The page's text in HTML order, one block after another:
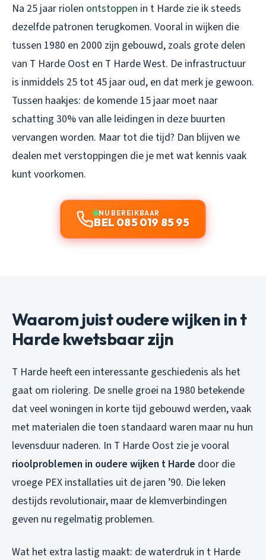
Na 25 jaar riolen ontstoppen in t Harde zie ik steeds
dezelfde patronen terugkomen. Vooral in wijken die
tussen 1980 en 2000 zijn gebouwd, zoals grote delen
van T Harde Oost en T Harde West. De infrastructuur
is inmiddels 25 tot 45 jaar oud, en dat merk je gewoon.
Tussen haakjes: de komende 15 jaar moet naar
schatting 30% van alle leidingen in deze buurten
vervangen worden. Maar tot die tijd? Dan blijven we
dealen met verstoppingen die je met wat kennis vaak
kunt voorkomen.
NU BEREIKBAAR
BEL 085 019 85 95
Waarom juist oudere wijken in t
Harde kwetsbaar zijn
T Harde heeft een interessante geschiedenis als het
gaat om riolering. De snelle groei na 1980 betekende
dat veel woningen in korte tijd gebouwd werden, vaak
met materialen die toen standaard waren maar nu hun
levensduur naderen. In T Harde Oost zie je vooral
rioolproblemen in oudere wijken t Harde door die
vroege PEX installaties uit de jaren ’90. Die leken
destijds revolutionair, maar de klemverbindingen
geven nu regelmatig problemen.
Wat het extra lastig maakt: de waterdruk in t Harde